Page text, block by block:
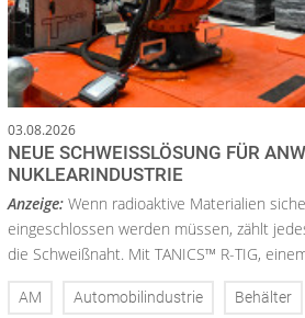
03.08.2026
NEUE SCHWEISSLÖSUNG FÜR
UKLEARINDUSTRIE
Anzeige: Wenn radioaktive Materialien
eingeschlossen werden müssen, zählt
die Schweißnaht. Mit TANICS™ R-TIG,
AM Automobilindustrie Behälter